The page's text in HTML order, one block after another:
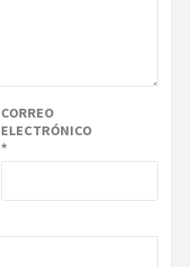
CORREO
ELECTRÓNICO
*